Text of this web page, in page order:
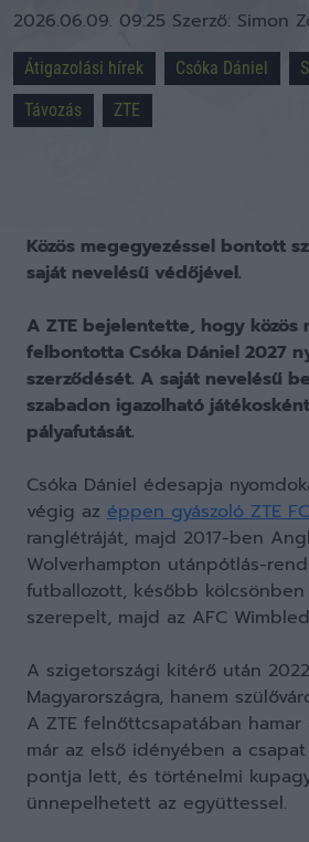
2026.06.09. 09:25 Szerző: Simon
Átigazolási hírek Csóka Dániel
Távozás
ZTE
Közös megegyezéssel bontott
saját nevelésű védőjével.
A ZTE bejelentette, hogy közös
felbontotta Csóka Dániel 2027
szerződését. A saját nevelésű
szabadon igazolható
pályafutását.
Csóka Dániel édesapja
végig az éppen gyászoló ZTE FC
ranglétráját, majd 2017-ben
Wolverhampton utánpótlás-
futballozott, később kölcsönben
szerepelt, majd az AFC
A szigetországi kitérő után
Magyarországra, hanem
A ZTE felnőttcsapatában
már az első idényében a
pontja lett, és történelmi
ünnepelhetett az együttessel.